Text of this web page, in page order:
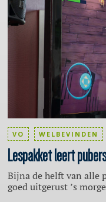
Lespakketleert
Bijna de helft van alle
goed uitgerust ’s
VO WELBEVINDEN